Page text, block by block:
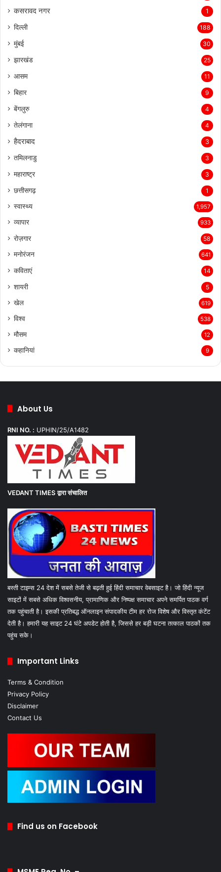
कसरावद नगर 1
दिल्ली 188
मुंबई 30
झारखंड 25
आसम 11
बिहार 9
बेंगलुरु 4
तेलंगाना 4
हैदराबाद 3
तमिलनाडु 3
महाराष्ट्र 3
छत्तीसगढ़ 1
स्वास्थ्य 1,957
व्यापार 933
रोज़गार 58
मनोरंजन 641
कविताएं 14
शायरी 5
खेल 619
विश्व 538
मौसम 12
कहानियां 9
About Us
RNI NO. : UPHIN/25/A1482
VEDANT TIMES द्वारा संचालित
बस्ती टाइम्स 24 देश में सबसे तेजी से बढ़ती हुई हिंदी समाचार वेबसाइट है। जो हिंदी न्यूज
साइटों में सबसे अधिक विश्वसनीय, प्रामाणिक और निष्पक्ष समाचार अपने समर्पित पाठक वर्ग
तक पहुंचाती है। इसकी प्रतिबद्ध ऑनलाइन संपादकीय टीम हर रोज विशेष और विस्तृत कंटेंट
देती है। हमारी यह साइट 24 घंटे अपडेट होती है, जिससे हर बड़ी घटना तत्काल पाठकों तक
पहुंच सके।
Important Links
Terms & Condition
Privacy Policy
Disclaimer
Contact Us
Find us on Facebook